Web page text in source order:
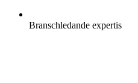
Branschledande expertis